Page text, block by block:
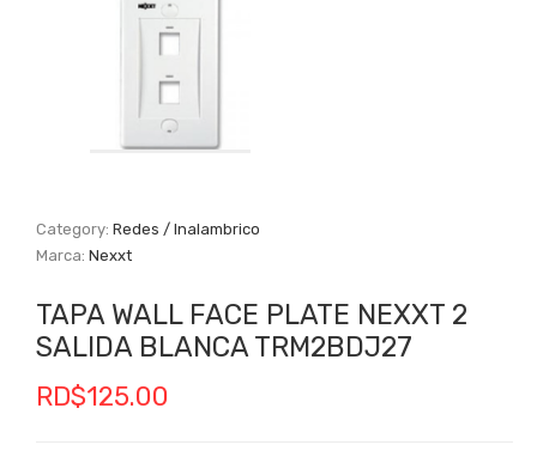
Category:Redes / Inalambrico
Marca:Nexxt
TAPA WALL FACE PLATE NEXXT 2
SALIDA BLANCA TRM2BDJ27
RD$125.00